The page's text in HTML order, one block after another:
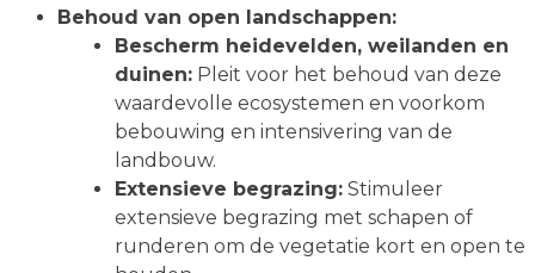
Behoud van open landschappen:
Bescherm heidevelden, weilanden en
duinen: Pleit voor het behoud van deze
waardevolle ecosystemen en voorkom
bebouwing en intensivering van de
landbouw.
Extensieve begrazing: Stimuleer
extensieve begrazing met schapen of
runderen om de vegetatie kort en open te